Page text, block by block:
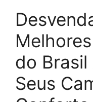
do Brasil
Seus